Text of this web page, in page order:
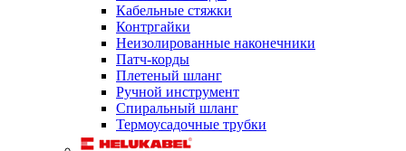
Кабельные стяжки
Контргайки
Неизолированные наконечники
Патч-корды
Плетеный шланг
Ручной инструмент
Спиральный шланг
Термоусадочные трубки